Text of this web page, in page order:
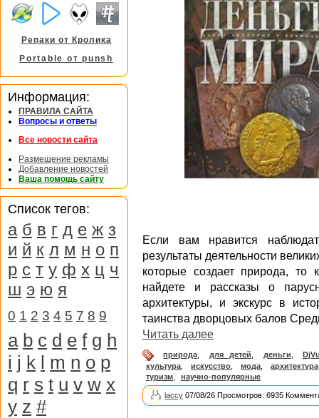
Если вам нравится
результаты деятельности
которые создает природа,
найдете и рассказы о
архитектуры, и экскурс в
таинства дворцовых балов
Читать далее
природа для детей деньги
культура
искусство мода архитектура
туризм
научно-популярные
laccy 07/08/26 Просмотров: 6935
Репаки от Кролика
Portable от punsh
Информация:
ПРАВИЛА САЙТА
Вопросы и ответы
Все новости сайта
Размещение рекламы
Добавление новостей
Ваша помощь сайту
Список тегов:
а б в г д е ж з
и й к л м н о п
р с т у ф х ц ч
ш э ю я
0 1 2 3 4 5 7 8 9
a b c d e f g h
i j k l m n o p
q r s t u v w x
y z #